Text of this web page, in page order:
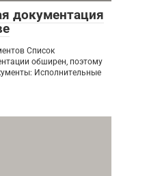
документация
Список
обширен, поэтому
Исполнительные